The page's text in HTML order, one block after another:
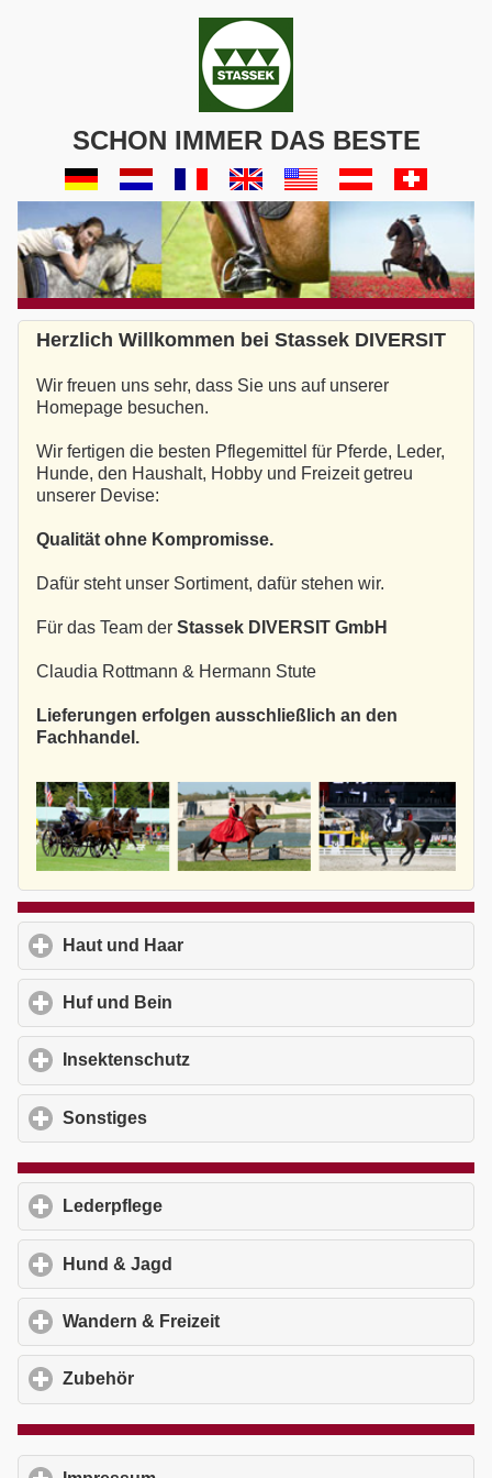
SCHON IMMER DAS BESTE
Herzlich Willkommen bei Stassek DIVERSIT
Wir freuen uns sehr, dass Sie uns auf unserer
Homepage besuchen.
Wir fertigen die besten Pflegemittel für Pferde, Leder,
Hunde, den Haushalt, Hobby und Freizeit getreu
unserer Devise:
Qualität ohne Kompromisse.
Dafür steht unser Sortiment, dafür stehen wir.
Für das Team der Stassek DIVERSIT GmbH
Claudia Rottmann & Hermann Stute
Lieferungen erfolgen ausschließlich an den
Fachhandel.
Haut und Haar
Huf und Bein
Insektenschutz
Sonstiges
Lederpflege
Hund & Jagd
Wandern & Freizeit
Zubehör